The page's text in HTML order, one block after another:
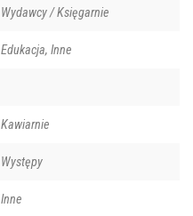
Wydawcy / Księgarnie
Edukacja, Inne
Kawiarnie
Występy
Inne